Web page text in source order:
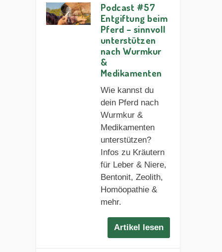
Podcast #57
Entgiftung beim
Pferd – sinnvoll
unterstützen
nach Wurmkur
&
Medikamenten
Wie kannst du
dein Pferd nach
Wurmkur &
Medikamenten
unterstützen?
Infos zu Kräutern
für Leber & Niere,
Bentonit, Zeolith,
Homöopathie &
mehr.
Artikel lesen